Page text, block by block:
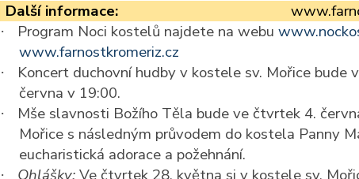
Další informace:
· Program Noci kostelů najdete na webu
www.farnostkromeriz.cz
·
Koncert duchovní hudby v kostele sv. Mořice bude
června v 19:00.
·
Mše slavnosti Božího Těla bude ve čtvrtek 4.
Mořice s následným průvodem do kostela Panny
eucharistická adorace a požehnání.
·